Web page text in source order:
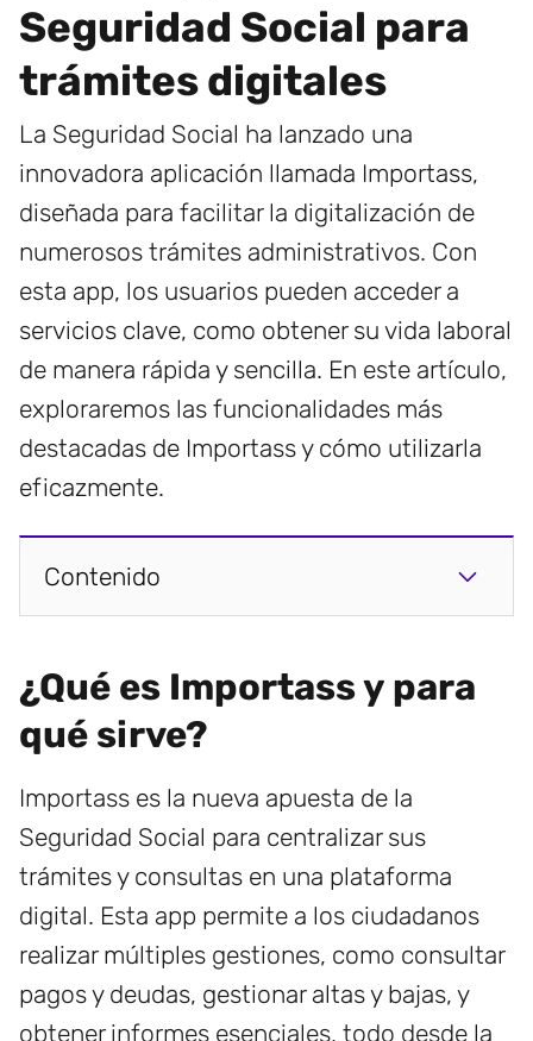
Seguridad Social para
trámites digitales
La Seguridad Social ha lanzado una
innovadora aplicación llamada Importass,
diseñada para facilitar la digitalización de
numerosos trámites administrativos. Con
esta app, los usuarios pueden acceder a
servicios clave, como obtener su vida laboral
de manera rápida y sencilla. En este artículo,
exploraremos las funcionalidades más
destacadas de Importass y cómo utilizarla
eficazmente.
Contenido
¿Qué es Importass y para
qué sirve?
Importass es la nueva apuesta de la
Seguridad Social para centralizar sus
trámites y consultas en una plataforma
digital. Esta app permite a los ciudadanos
realizar múltiples gestiones, como consultar
pagos y deudas, gestionar altas y bajas, y
obtener informes esenciales, todo desde la